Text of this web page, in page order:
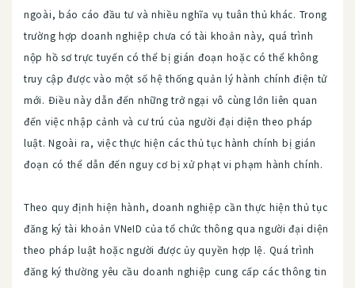
ngoài, báo cáo đầu tư và nhiều nghĩa vụ tuân thủ khác. Trong
trường hợp doanh nghiệp chưa có tài khoản này, quá trình
nộp hồ sơ trực tuyến có thể bị gián đoạn hoặc có thể không
truy cập được vào một số hệ thống quản lý hành chính điện tử
mới. Điều này dẫn đến những trở ngại vô cùng lớn liên quan
đến việc nhập cảnh và cư trú của người đại diện theo pháp
luật. Ngoài ra, việc thực hiện các thủ tục hành chính bị gián
đoạn có thể dẫn đến nguy cơ bị xử phạt vi phạm hành chính.
Theo quy định hiện hành, doanh nghiệp cần thực hiện thủ tục
đăng ký tài khoản VNeID của tổ chức thông qua người đại diện
theo pháp luật hoặc người được ủy quyền hợp lệ. Quá trình
đăng ký thường yêu cầu doanh nghiệp cung cấp các thông tin